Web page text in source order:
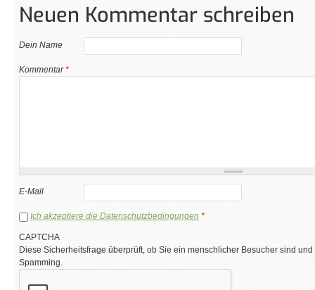
Neuen Kommentar schreiben
Dein Name
Kommentar*
E-Mail
Ich akzeptiere die Datenschutzbedingungen *
CAPTCHA
Diese Sicherheitsfrage überprüft, ob Sie ein menschlicher Besucher sind
Spamming.